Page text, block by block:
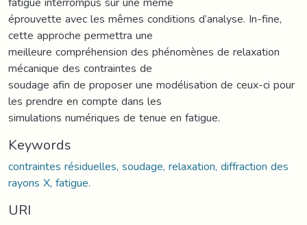
éprouvette avec les mêmes conditions d’analyse. In-fine,
cette approche permettra une
meilleure compréhension des phénomènes de relaxation
mécanique des contraintes de
soudage afin de proposer une modélisation de ceux-ci pour
les prendre en compte dans les
simulations numériques de tenue en fatigue.
Keywords
contraintes résiduelles, soudage, relaxation, diffraction des
rayons X, fatigue.
URI